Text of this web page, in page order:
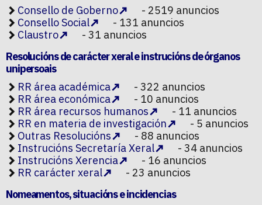
Consello de Goberno
- 2519 anuncios
Consello Social
- 131 anuncios
Claustro
- 31 anuncios
Resolucións de carácter xeral e instrucións de órganos
unipersoais
RR área académica
- 322 anuncios
RR área económica
- 10 anuncios
RR área recursos humanos
- 11 anuncios
RR en materia de investigación
- 5 anuncios
Outras Resolucións
- 88 anuncios
Instrucións Secretaría Xeral
- 34 anuncios
Instrucións Xerencia
- 16 anuncios
RR carácter xeral
- 23 anuncios
Nomeamentos, situacións e incidencias